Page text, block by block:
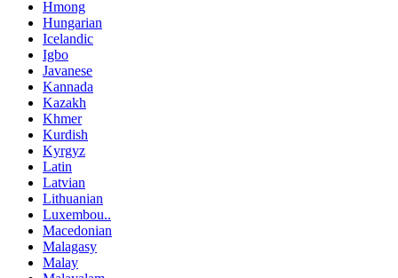
Hmong
Hungarian
Icelandic
Igbo
Javanese
Kannada
Kazakh
Khmer
Kurdish
Kyrgyz
Latin
Latvian
Lithuanian
Luxembou..
Macedonian
Malagasy
Malay